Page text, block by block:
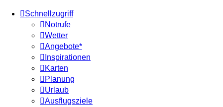
Schnellzugriff
Notrufe
Wetter
Angebote*
Inspirationen
Karten
Planung
Urlaub
Ausflugsziele